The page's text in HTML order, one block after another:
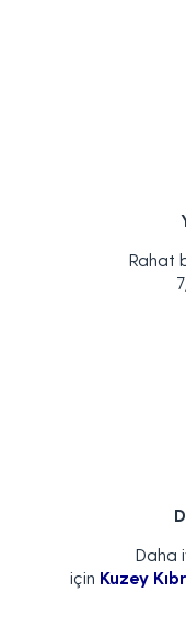
Rahat
Daha
için Kuzey